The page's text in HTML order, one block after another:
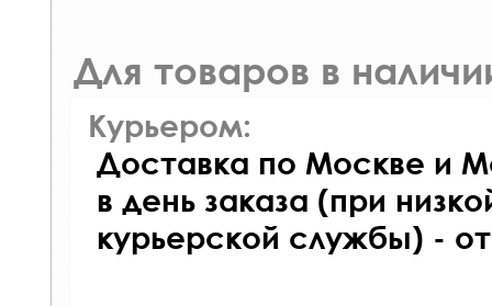
Для товаров в
Курьером:
Доставка по Москве и
в день заказа (при
курьерской службы) -